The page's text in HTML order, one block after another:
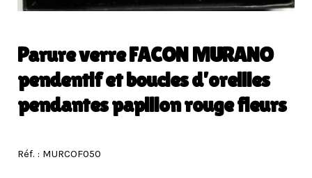
Parure verre FACON MURANO
pendentif et boucles d’oreilles
pendantes papillon rouge fleurs
Réf. : MURCOF050